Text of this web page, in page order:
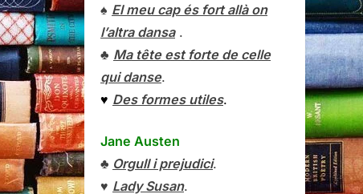
♠ El meu cap és fort allà on
l’altra dansa.
♣ Ma tête est forte de celle
qui danse.
♥ Des formes utiles.
Jane Austen
♣ Orgull i prejudici.
♥ Lady Susan.